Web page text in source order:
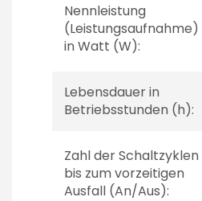
Nennleistung
(Leistungsaufnahme)
in Watt (W):
Lebensdauer in
Betriebsstunden (h):
Zahl der Schaltzyklen
bis zum vorzeitigen
Ausfall (An/Aus):